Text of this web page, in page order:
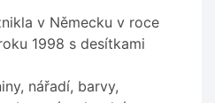
v Německu v roce
1998 s desítkami
nářadí, barvy,